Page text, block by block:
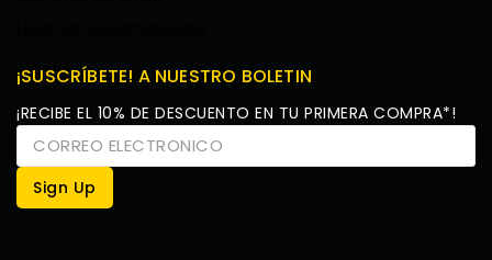
¡SUSCRÍBETE! A NUESTRO BOLETIN
¡RECIBE EL 10% DE DESCUENTO EN TU PRIMERA COMPRA*!